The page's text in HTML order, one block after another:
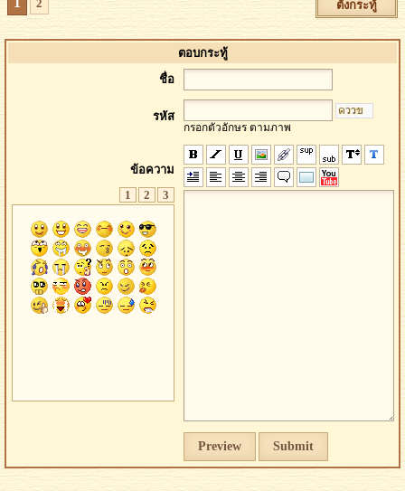
2 ตั้งกระทู้
ตอบกระทู้
ชื่อ
รหัส
กรอกตัวอักษร ตามภาพ
ข้อความ
1
2 3